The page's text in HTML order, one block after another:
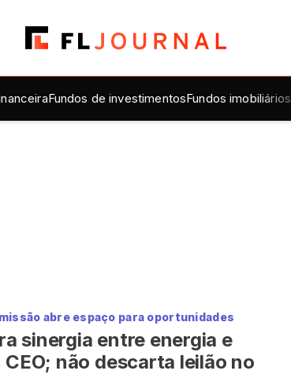
Fundos de investimentosFundos imobiliários
abre espaço para oportunidades
sinergia entre energia e
não descarta leilão no